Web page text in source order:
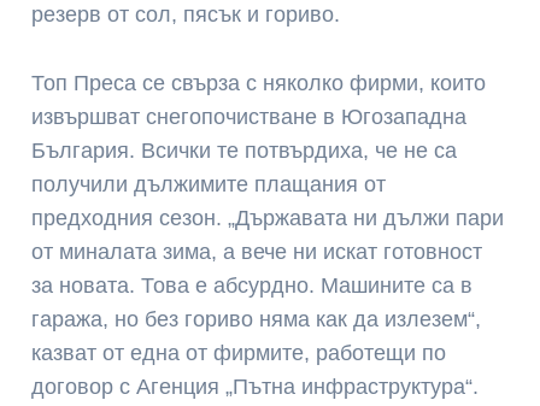
резерв от сол, пясък и гориво.
Топ Преса се свърза с няколко фирми, които
извършват снегопочистване в Югозападна
България. Всички те потвърдиха, че не са
получили дължимите плащания от
предходния сезон. „Държавата ни дължи пари
от миналата зима, а вече ни искат готовност
за новата. Това е абсурдно. Машините са в
гаража, но без гориво няма как да излезем“,
казват от една от фирмите, работещи по
договор с Агенция „Пътна инфраструктура“.